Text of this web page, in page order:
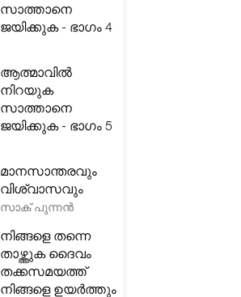
സാത്താനെ
ജയിക്കുക - ഭാഗം 4
ആത്മാവിൽ
നിറയുക
സാത്താനെ
ജയിക്കുക - ഭാഗം 5
മാനസാന്തരവും
വിശ്വാസവും
സാക് പുന്നൻ
നിങ്ങളെ തന്നെ
താഴ്ത്തുക ദൈവം
തക്കസമയത്ത്
നിങ്ങളെ ഉയർത്തും